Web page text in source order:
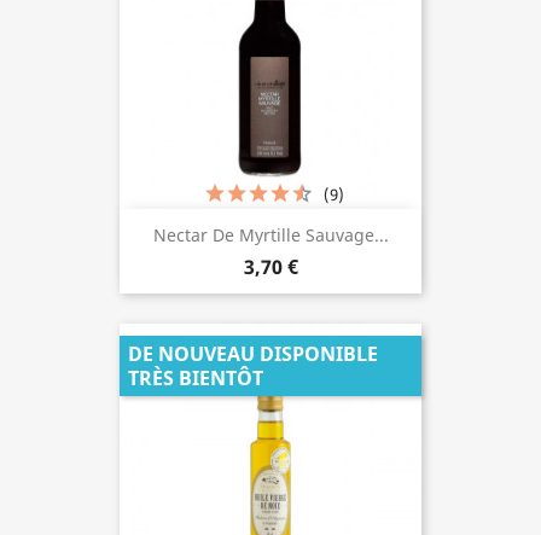
Nectar De Myrtille Sauvage...
3,70 €
(9)
DE NOUVEAU DISPONIBLE
TRÈS BIENTÔT